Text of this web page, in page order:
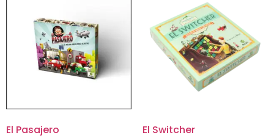
El Pasajero El Switcher